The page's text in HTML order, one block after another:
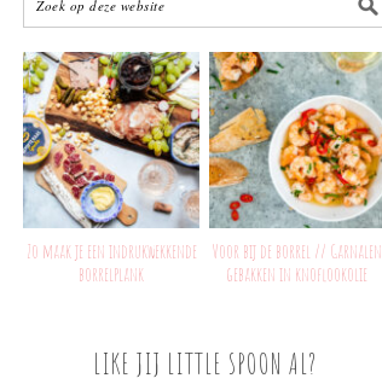
Zo maak je een indrukwekkende
borrelplank
Voor bij de borrel // Garnalen
gebakken in knoflookolie
LIKE JIJ LITTLE SPOON AL?